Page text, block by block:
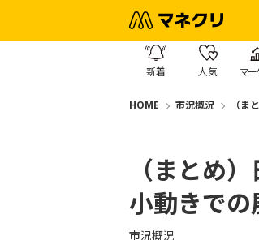
新着 人気 マー
HOME 市況概況 （
（まとめ
小動きでの
市況概況